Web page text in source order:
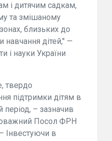
і дитячим садкам,
та змішаному
близьких до
дітей," —
і науки України
твердо
підтримки дітям в
період, – зазначив
Посол ФРН
Інвестуючи в